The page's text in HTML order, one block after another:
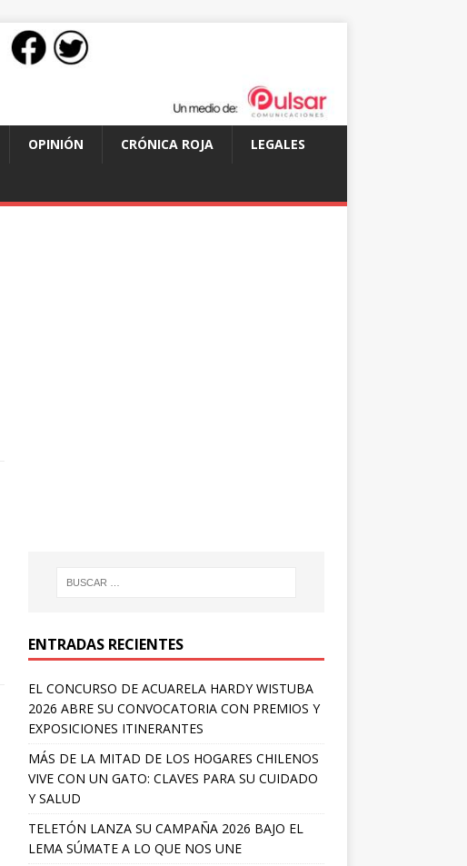
OPINIÓN CRÓNICA ROJA LEGALES
ENTRADAS RECIENTES
EL CONCURSO DE ACUARELA HARDY WISTUBA
2026 ABRE SU CONVOCATORIA CON PREMIOS Y
EXPOSICIONES ITINERANTES
MÁS DE LA MITAD DE LOS HOGARES CHILENOS
VIVE CON UN GATO: CLAVES PARA SU CUIDADO
Y SALUD
TELETÓN LANZA SU CAMPAÑA 2026 BAJO EL
LEMA SÚMATE A LO QUE NOS UNE